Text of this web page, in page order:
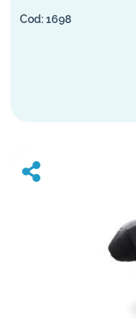
1698